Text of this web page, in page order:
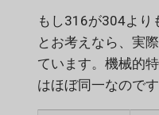
もし316が304より
とお考えなら、実
ています。機械的
はほぼ同一なのです